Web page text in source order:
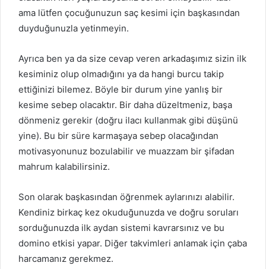
ama lütfen çocuğunuzun saç kesimi için başkasından
duyduğunuzla yetinmeyin.
Ayrıca ben ya da size cevap veren arkadaşımız sizin ilk
kesiminiz olup olmadığını ya da hangi burcu takip
ettiğinizi bilemez. Böyle bir durum yine yanlış bir
kesime sebep olacaktır. Bir daha düzeltmeniz, başa
dönmeniz gerekir (doğru ilacı kullanmak gibi düşünü
yine). Bu bir süre karmaşaya sebep olacağından
motivasyonunuz bozulabilir ve muazzam bir şifadan
mahrum kalabilirsiniz.
Son olarak başkasından öğrenmek aylarınızı alabilir.
Kendiniz birkaç kez okuduğunuzda ve doğru soruları
sorduğunuzda ilk aydan sistemi kavrarsınız ve bu
domino etkisi yapar. Diğer takvimleri anlamak için çaba
harcamanız gerekmez.